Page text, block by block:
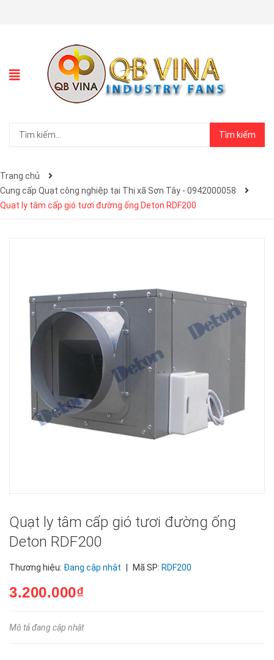
Tìm kiếm
Trang chủ
Cung cấp Quạt công nghiệp tại Thị xã Sơn Tây - 0942000058
Quạt ly tâm cấp gió tươi đường ống Deton RDF200
Quạt ly tâm cấp gió tươi đường ống
Deton RDF200
Thương hiệu: Đang cập nhật Mã SP: RDF200
3.200.000₫
Mô tả đang cập nhật